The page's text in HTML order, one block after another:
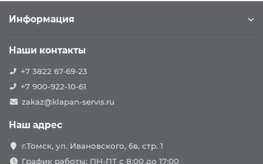
Информация
Наши контакты
+7 3822 67-69-23
+7 900-922-10-61
zakaz@klapan-servis.ru
Наш адрес
г.Томск, ул. Ивановского, 6в, стр. 1
График работы: ПН-ПТ с 8:00 до 17:00